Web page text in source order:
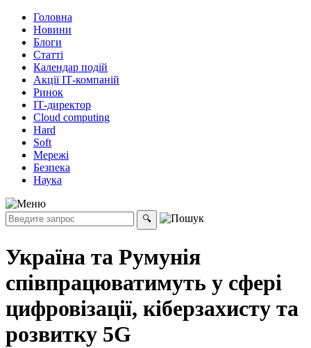
Головна
Новини
Блоги
Статті
Календар подій
Акції ІТ-компаній
Ринок
ІТ-директор
Cloud computing
Hard
Soft
Мережі
Безпека
Наука
Україна та Румунія
співпрацюватимуть у сфері
цифровізації, кіберзахисту та
розвитку 5G